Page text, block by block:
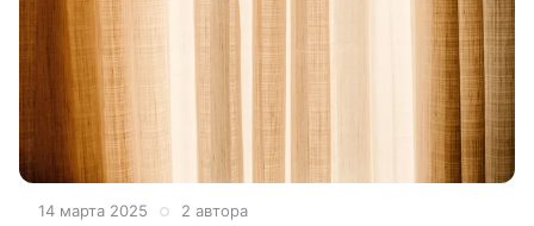
14 марта 2025 2 автора